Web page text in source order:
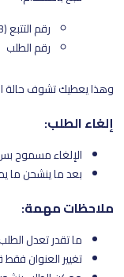
رقم التتبع (AWB)
رقم الطلب
وهذا يعطيك تشوف حالة
إلغاء الطلب:
الإلغاء مسموح
بعد ما ينشحن ما
ملاحظات مهمة:
ما تقدر تعدل
تغيير العنوان